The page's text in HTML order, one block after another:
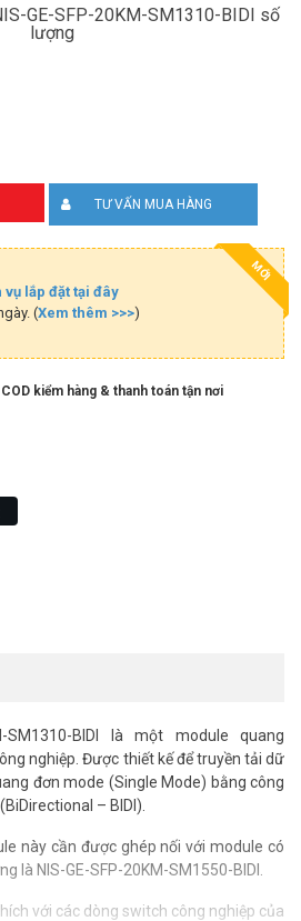
GE-SFP-20KM-SM1310-BIDI số
lượng
TƯ VẤN MUA HÀNG
MỚI
vụ lắp đặt tại đây
(Xem thêm >>>)
kiểm hàng & thanh toán tận nơi
SM1310-BIDI là một module quang
nghiệp. Được thiết kế để truyền tải dữ
đơn mode (Single Mode) bằng công
– BIDI).
này cần được ghép nối với module có
là NIS-GE-SFP-20KM-SM1550-BIDI.
với các dòng switch công nghiệp của